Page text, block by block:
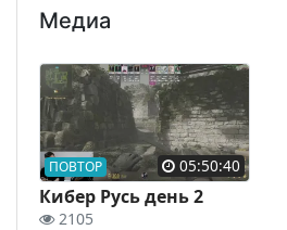
Медиа
ПОВТОР 05:50:40
Кибер Русь день 2
2105